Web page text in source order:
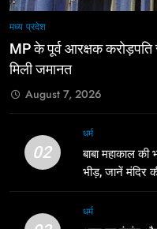
मध्य प्रदेश
MP के पूर्व आरक्षक करोड़पति
मिली जमानत
August 7, 2026
02
धर्म
बाबा महाकाल
भीड़, जानें मंदिर
धर्म